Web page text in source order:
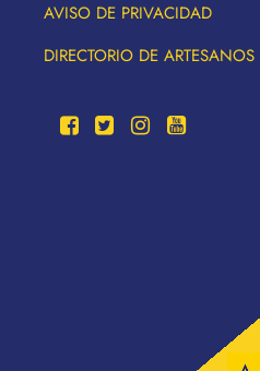
AVISO DE PRIVACIDAD
DIRECTORIO DE ARTESANOS